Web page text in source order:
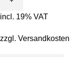
incl. 19% VAT
zzgl. Versandkosten